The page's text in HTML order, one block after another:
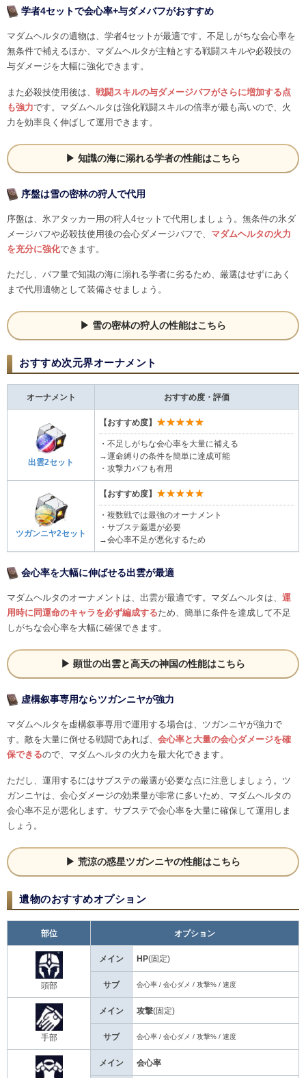
学者4セットで会心率+与ダメバフがおすすめ
マダムヘルタの遺物は、学者4セットが最適です。不足しがちな会心率を
無条件で補えるほか、マダムヘルタが主軸とする戦闘スキルや必殺技の
与ダメージを大幅に強化できます。
また必殺技使用後は、 戦闘スキルの与ダメージバフがさらに増加する点
も強力です。マダムヘルタは強化戦闘スキルの倍率が最も高いので、火
力を効率良く伸ばして運用できます。
知識の海に溺れる学者の性能はこちら
序盤は雪の密林の狩人で代用
序盤は、氷アタッカー用の狩人4セットで代用しましょう。無条件の氷ダ
メージバフや必殺技使用後の会心ダメージバフで、 マダムヘルタの火力
を充分に強化できます。
ただし、バフ量で知識の海に溺れる学者に劣るため、厳選はせずにあく
まで代用遺物として装備させましょう。
雪の密林の狩人の性能はこちら
おすすめ次元界オーナメント
オーナメント おすすめ度・評価
出雲2セット
【おすすめ度】 ★★★★★
・不足しがちな会心率を大量に補える
→運命縛りの条件を簡単に達成可能
・攻撃力バフも有用
ツガンニヤ2セット
【おすすめ度】 ★★★★★
・複数戦では最強のオーナメント
・サブステ厳選が必要
→会心率不足が悪化するため
会心率を大幅に伸ばせる出雲が最適
マダムヘルタのオーナメントは、出雲が最適です。マダムヘルタは、 運
用時に同運命のキャラを必ず編成するため、簡単に条件を達成して不足
しがちな会心率を大幅に確保できます。
顕世の出雲と高天の神国の性能はこちら
虚構叙事専用ならツガンニヤが強力
マダムヘルタを虚構叙事専用で運用する場合は、ツガンニヤが強力で
す。敵を大量に倒せる戦闘であれば、 会心率と大量の会心ダメージを確
保できるので、マダムヘルタの火力を最大化できます。
ただし、運用するにはサブステの厳選が必要な点に注意しましょう。ツ
ガンニヤは、会心ダメージの効果量が非常に多いため、マダムヘルタの
会心率不足が悪化します。サブステで会心率を大量に確保して運用しま
しょう。
荒涼の惑星ツガンニヤの性能はこちら
遺物のおすすめオプション
部位 オプション
頭部
メイン HP(固定)
サブ 会心率 / 会心ダメ / 攻撃% / 速度
手部
メイン 攻撃(固定)
サブ 会心率 / 会心ダメ / 攻撃% / 速度
メイン 会心率